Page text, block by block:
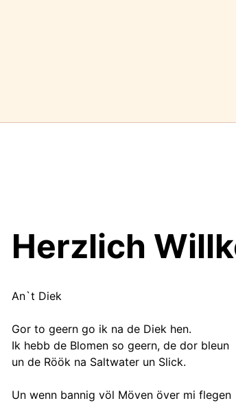
Herzlich
An`t Diek
Gor to geern go ik na de Diek hen.
Ik hebb de Blomen so geern, de dor bleun
un de Röök na Saltwater un Slick.
Un wenn bannig völ Möven över mi flegen